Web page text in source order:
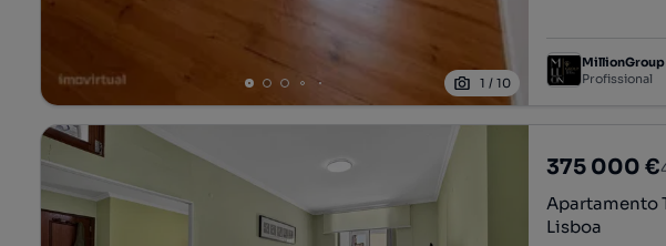
1 /10
MillionGroup
Profissional
375 000 €
Apartamento
Lisboa